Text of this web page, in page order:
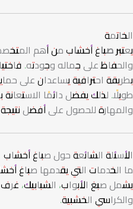
الخاتمة
يعتبرصباغ أخشابمن أهم
والحفاظ على جماله وجودته.
بطريقة احترافية يساعدان على
طويلًا. لذلك يفضل دائمًا
والمهارة للحصول على أفضل
الأسئلة الشائعة حول صباغ أخشاب
ما الخدمات التي يقدمها صباغ
يشمل صبغ الأبواب، الشبابيك، غرف
والكراسي الخشبية.